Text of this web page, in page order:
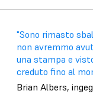
"Sono rimasto
non avremmo
una stampa e
creduto fino al
Brian Albers,